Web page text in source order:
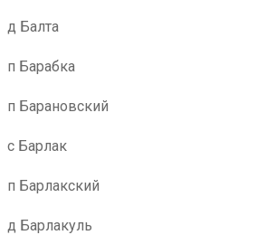
д Балта
п Барабка
п Барановский
с Барлак
п Барлакский
д Барлакуль